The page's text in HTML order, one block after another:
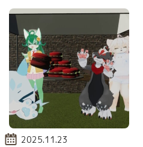
投稿日:
2025.11.23